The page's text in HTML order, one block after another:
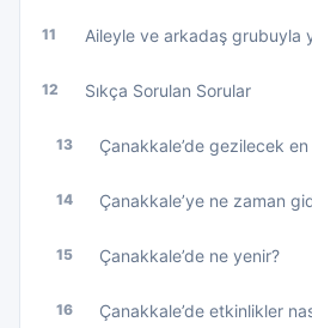
11 Aileyle ve arkadaş grubuyla
12 Sıkça Sorulan Sorular
13 Çanakkale’de gezilecek
14 Çanakkale’ye ne zaman
15 Çanakkale’de ne yenir?
16 Çanakkale’de etkinlikler